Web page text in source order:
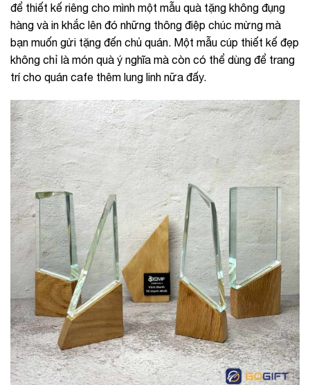
để thiết kế riêng cho mình một mẫu quà tặng không đụng
hàng và in khắc lên đó những thông điệp chúc mừng mà
bạn muốn gửi tặng đến chủ quán. Một mẫu cúp thiết kế đẹp
không chỉ là món quà ý nghĩa mà còn có thể dùng để trang
trí cho quán cafe thêm lung linh nữa đấy.